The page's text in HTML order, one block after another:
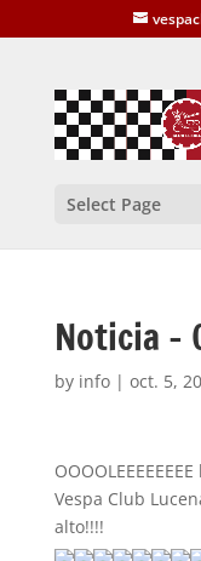
Select Page
Noticia –
by info| oct. 5,
Vespa Club
alto!!!!